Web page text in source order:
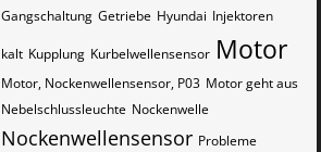
Gangschaltung Getriebe Hyundai Injektoren
kalt Kupplung Kurbelwellensensor Motor
Motor, Nockenwellensensor, P03 Motor geht aus
Nebelschlussleuchte Nockenwelle
Nockenwellensensor Probleme